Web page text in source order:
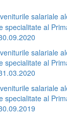
salariale
specialitate al
salariale
specialitate al
salariale
specialitate al